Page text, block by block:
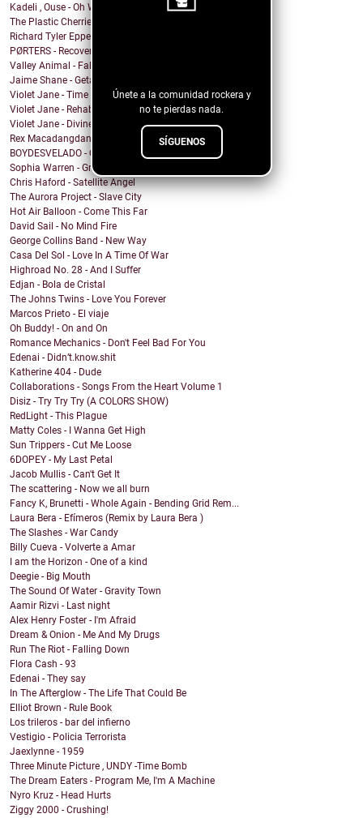
Únete a la comunidad rockera y
no te pierdas nada.
SÍGUENOS
Kadeli , Ouse - Oh Well
The Plastic Cherries - Twister
Richard Tyler Epperson - Like Everything Else
PØRTERS - Recover
Valley Animal - Fallout
Jaime Shane - Getaway Car (Taylor Swift Cover)
Violet Jane - Time of Our Lives
Violet Jane - Rehabilitation
Violet Jane - Divine
Rex Macadangdang - Melody
BOYDESVELADO - QEPD David Lynch
Sophia Warren - Grin
Chris Haford - Satellite Angel
The Aurora Project - Slave City
Hot Air Balloon - Come This Far
David Sail - No Mind Fire
George Collins Band - New Way
Casa Del Sol - Love In A Time Of War
Highroad No. 28 - And I Suffer
Edjan - Bola de Cristal
The Johns Twins - Love You Forever
Marcos Prieto - El viaje
Oh Buddy! - On and On
Romance Mechanics - Don't Feel Bad For You
Edenai - Didn’t.know.shit
Katherine 404 - Dude
Collaborations - Songs From the Heart Volume 1
Disiz - Try Try Try (A COLORS SHOW)
RedLight - This Plague
Matty Coles - I Wanna Get High
Sun Trippers - Cut Me Loose
6DOPEY - My Last Petal
Jacob Mullis - Can't Get It
The scattering - Now we all burn
Fancy K, Brunetti - Whole Again - Bending Grid Rem...
Laura Bera - Efímeros (Remix by Laura Bera )
The Slashes - War Candy
Billy Cueva - Volverte a Amar
I am the Horizon - One of a kind
Deegie - Big Mouth
The Sound Of Water - Gravity Town
Aamir Rizvi - Last night
Alex Henry Foster - I'm Afraid
Dream & Onion - Me And My Drugs
Run The Riot - Falling Down
Flora Cash - 93
Edenai - They say
In The Afterglow - The Life That Could Be
Elliot Brown - Rule Book
Los trileros - bar del infierno
Vestigio - Policia Terrorista
Jaexlynne - 1959
Three Minute Picture , UNDY -Time Bomb
The Dream Eaters - Program Me, I'm A Machine
Nyro Kruz - Head Hurts
Ziggy 2000 - Crushing!